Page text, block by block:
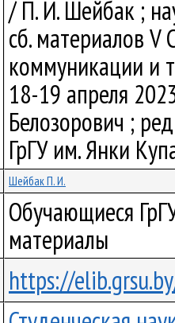
/ П. И. Шейбак ;
сб. материалов V
коммуникации и
18-19 апреля
Белозорович ;
ГрГУ им. Янки
Шейбак П. И.
Обучающиеся
материалы
https://